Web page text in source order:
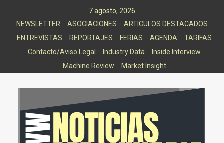
7 agosto, 2026
NEWSLETTER
ASOCIACIONES
ARTICULOS DESTACADOS
ENTREVISTAS
REPORTAJES FERIAS AGENDA
TARIFAS
Contacto/Aviso Legal
Industry Data
Inside Interview
Machine Review
Market Insight